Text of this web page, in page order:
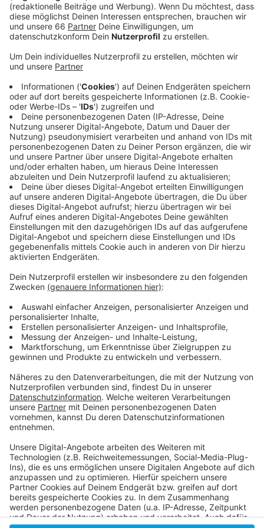
eine neue Brücke eingefahren.
Veröffentlicht:Freitag, 13.11.2020 05:44
Anzeige
Die alte Brücke Heerdter Lohweg über die Brüsseler
Straße wird durch einen Neubau ersetzt. Der
Stahlüberbau für die neue Brücke wurde bereits in der
Nähe der Baustelle zusammengesetzt und soll nun in
seine endgültige Position über der Bundesstraße
gebracht werden. Dafür muss die B7 heute (13.
November 2020) ab 20 Uhr bis Montagfrüh in beide
Richtungen komplett gesperrt werden. In Richtung
Düsseldorf wird der Verkehr ab Büderich abgeleitet. In
Richtung Kaarst am Seestern bzw. am Heerdter
Dreieck. Mit der neuen Brücke bekommt der Heerdter
Lohweg einen direkten Anschluss an die Bundesstraße.
Anzeige
Weitere Infos
Anzeige
Hier informiert die Stadt
Anzeige
Anzeige